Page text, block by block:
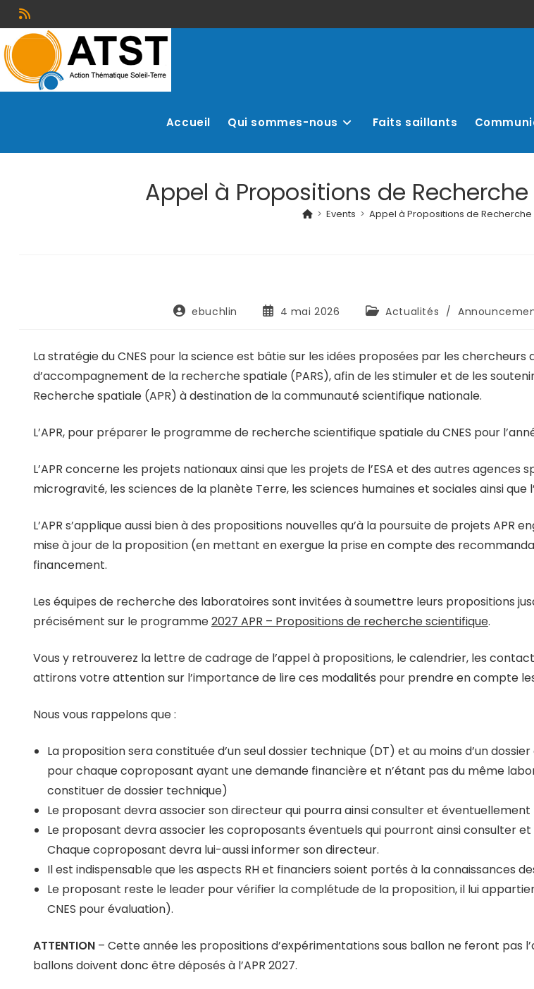
Accueil Qui sommes-nous Faits saillants
Appel à Propositions de
> Events > Appel à Propositions de Recherche
ebuchlin 4 mai 2026 Actualités /
La stratégie du CNES pour la science est bâtie sur les idées proposées par les
d’accompagnement de la recherche spatiale (PARS), afin de les stimuler et de les
Recherche spatiale (APR) à destination de la communauté scientifique nationale.
L’APR, pour préparer le programme de recherche scientifique spatiale du CNES pour
L’APR concerne les projets nationaux ainsi que les projets de l’ESA et des autres agences
microgravité, les sciences de la planète Terre, les sciences humaines et sociales ainsi que
L’APR s’applique aussi bien à des propositions nouvelles qu’à la poursuite de projets APR
mise à jour de la proposition (en mettant en exergue la prise en compte des
financement.
Les équipes de recherche des laboratoires sont invitées à soumettre leurs propositions
précisément sur le programme2027 APR – Propositions de recherche scientifique.
Vous y retrouverez la lettre de cadrage de l’appel à propositions, le calendrier, les
attirons votre attention sur l’importance de lire ces modalités pour prendre en compte
Nous vous rappelons que :
La proposition sera constituée d’un seul dossier technique (DT) et au moins d’un
pour chaque coproposant ayant une demande financière et n’étant pas du même
constituer de dossier technique)
Le proposant devra associer son directeur qui pourra ainsi consulter et éventuellement
Le proposant devra associer les coproposants éventuels qui pourront ainsi consulter
Chaque coproposant devra lui-aussi informer son directeur.
Il est indispensable que les aspects RH et financiers soient portés à la connaissances
Le proposant reste le leader pour vérifier la complétude de la proposition, il lui
CNES pour évaluation).
ATTENTION– Cette année les propositions d’expérimentations sous ballon ne feront pas
ballons doivent donc être déposés à l’APR 2027.